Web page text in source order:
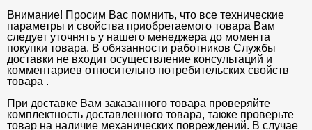
Внимание! Просим Вас помнить, что все технические
параметры и свойства приобретаемого товара Вам
следует уточнять у нашего менеджера до момента
покупки товара. В обязанности работников Службы
доставки не входит осуществление консультаций и
комментариев относительно потребительских свойств
товара .
При доставке Вам заказанного товара проверяйте
комплектность доставленного товара, также проверьте
товар на наличие механических повреждений. В случае